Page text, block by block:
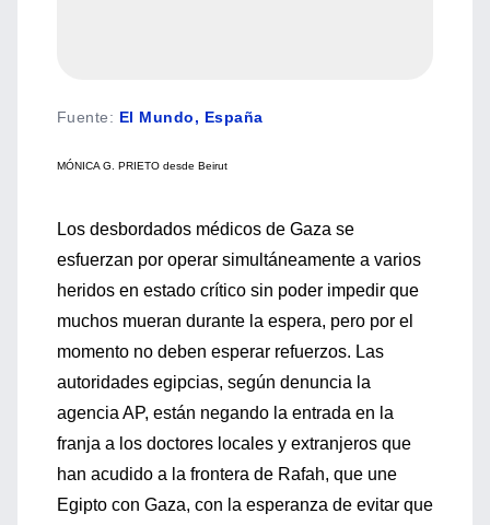
Fuente: El Mundo, España
MÓNICA G. PRIETO desde Beirut
Los desbordados médicos de Gaza se
esfuerzan por operar simultáneamente a varios
heridos en estado crítico sin poder impedir que
muchos mueran durante la espera, pero por el
momento no deben esperar refuerzos. Las
autoridades egipcias, según denuncia la
agencia AP, están negando la entrada en la
franja a los doctores locales y extranjeros que
han acudido a la frontera de Rafah, que une
Egipto con Gaza, con la esperanza de evitar que